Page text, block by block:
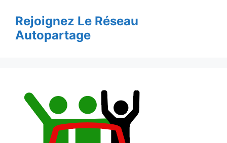
Rejoignez Le Réseau
Autopartage